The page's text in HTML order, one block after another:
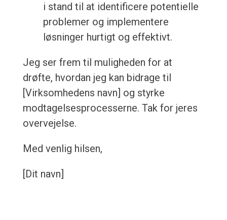
i stand til at identificere potentielle
problemer og implementere
løsninger hurtigt og effektivt.
Jeg ser frem til muligheden for at
drøfte, hvordan jeg kan bidrage til
[Virksomhedens navn] og styrke
modtagelsesprocesserne. Tak for jeres
overvejelse.
Med venlig hilsen,
[Dit navn]